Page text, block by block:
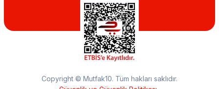
Copyright © Mutfak10. Tüm hakları saklıdır.